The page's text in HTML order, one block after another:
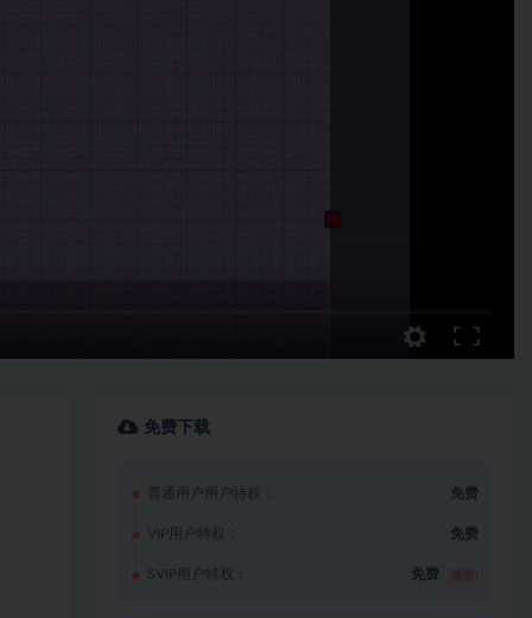
免费下载
普通用户用户特权： 免费
VIP用户特权： 免费
SVIP用户特权： 免费